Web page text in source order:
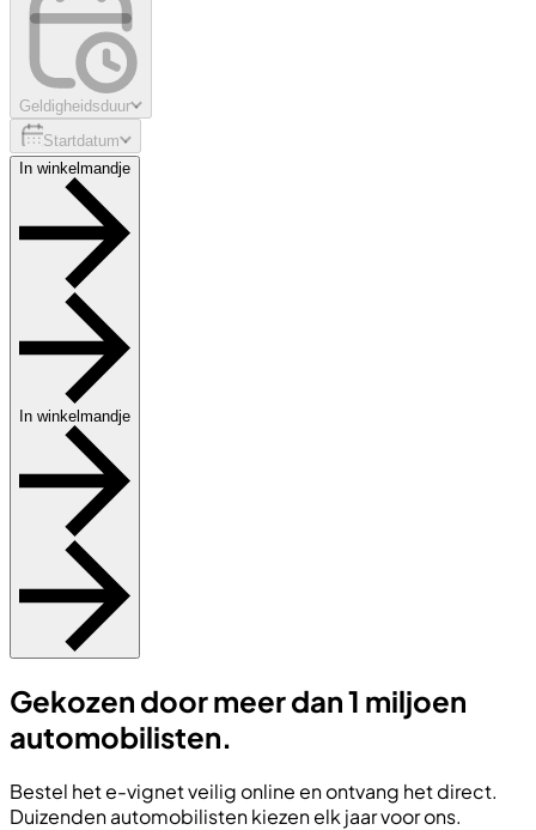
Geldigheidsduur
Startdatum
In winkelmandje
In winkelmandje
Gekozen door meer dan 1 miljoen
automobilisten.
Bestel het e-vignet veilig online en ontvang het direct.
Duizenden automobilisten kiezen elk jaar voor ons.